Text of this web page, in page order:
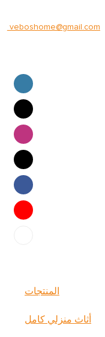
veboshome@gmail.com
English
Pilipino
ภาษาไทย
المنتجات
أثاث منزلي كامل